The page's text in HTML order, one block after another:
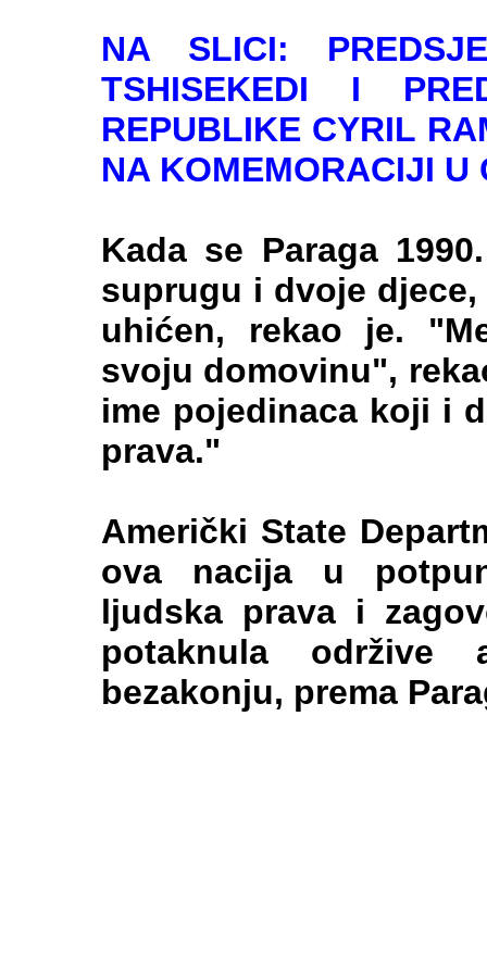
NA SLICI:
TSHISEKEDI I
REPUBLIKE CYRIL
NA KOMEMORACIJI U
Kada se Paraga
suprugu i dvoje
uhićen, rekao je.
svoju domovinu",
ime pojedinaca koji i
prava."
Američki State
ova nacija u
ljudska prava i
potaknula održive
bezakonju, prema